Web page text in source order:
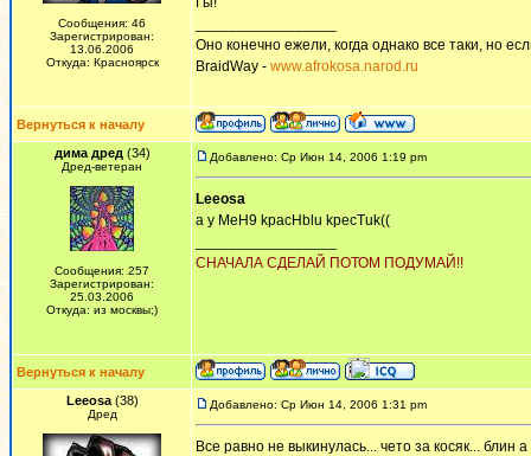
Сообщения: 46
Зарегистрирован:
13.06.2006
Откуда: Красноярск
Оно конечно ежели, когда однако все таки, но
BraidWay - www.afrokosa.narod.ru
Вернуться к началу
дима дред (34)
Дред-ветеран
Сообщения: 257
Зарегистрирован:
25.03.2006
Откуда: из москвы;)
Добавлено: Ср Июн 14, 2006 1:19 pm
Leeosa
a y MeH9 kpacHblu kpecTuk((
СНАЧАЛА СДЕЛАЙ ПОТОМ ПОДУМАЙ!!
Вернуться к началу
Leeosa(38)
Дред
Добавлено: Ср Июн 14, 2006 1:31 pm
Все равно не выкинулась... чето за косяк... блин а